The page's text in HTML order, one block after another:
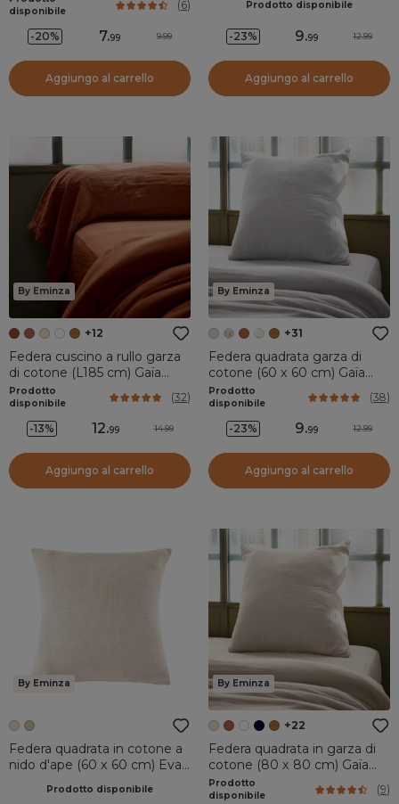
disponibile
(6)
-20% 7.99 9.99
Aggiungo al carrello
Prodotto disponibile
-23% 9.99 12.99
Aggiungo al carrello
By Eminza
+12
Federa cuscino a rullo garza
di cotone (L185 cm) Gaïa
Terracotta
Prodotto
disponibile
(32)
-13% 12.99 14.99
Aggiungo al carrello
By Eminza
+31
Federa quadrata garza di
cotone (60 x 60 cm) Gaïa
Grigio nuvola
Prodotto
disponibile
(38)
-23% 9.99 12.99
Aggiungo al carrello
By Eminza
Federa quadrata in cotone a
nido d'ape (60 x 60 cm) Eva
Prodotto disponibile
By Eminza
+22
Federa quadrata in garza di
cotone (80 x 80 cm) Gaïa
Beige pampa
Prodotto
disponibile
(9)